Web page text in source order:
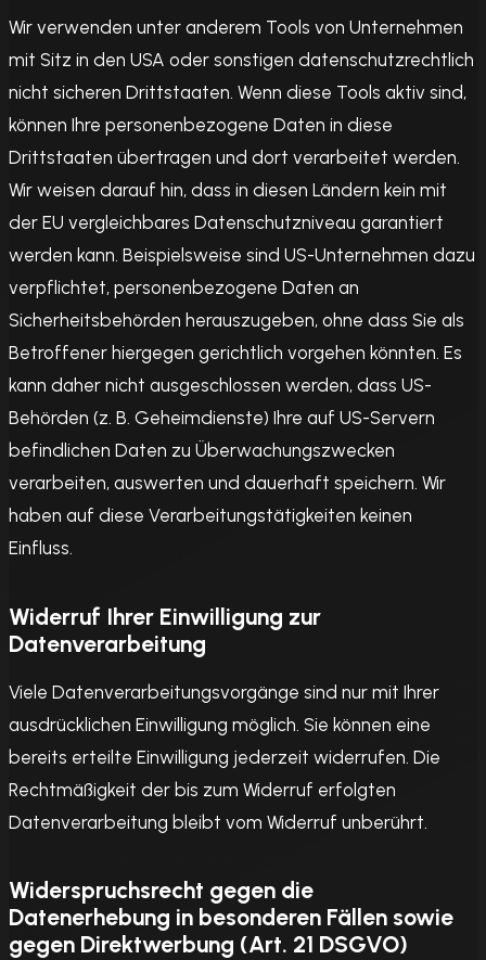
Wir verwenden unter anderem Tools von Unternehmen
mit Sitz in den USA oder sonstigen datenschutzrechtlich
nicht sicheren Drittstaaten. Wenn diese Tools aktiv sind,
können Ihre personenbezogene Daten in diese
Drittstaaten übertragen und dort verarbeitet werden.
Wir weisen darauf hin, dass in diesen Ländern kein mit
der EU vergleichbares Datenschutzniveau garantiert
werden kann. Beispielsweise sind US-Unternehmen dazu
verpflichtet, personenbezogene Daten an
Sicherheitsbehörden herauszugeben, ohne dass Sie als
Betroffener hiergegen gerichtlich vorgehen könnten. Es
kann daher nicht ausgeschlossen werden, dass US-
Behörden (z. B. Geheimdienste) Ihre auf US-Servern
befindlichen Daten zu Überwachungszwecken
verarbeiten, auswerten und dauerhaft speichern. Wir
haben auf diese Verarbeitungstätigkeiten keinen
Einfluss.
Widerruf Ihrer Einwilligung zur
Datenverarbeitung
Viele Datenverarbeitungsvorgänge sind nur mit Ihrer
ausdrücklichen Einwilligung möglich. Sie können eine
bereits erteilte Einwilligung jederzeit widerrufen. Die
Rechtmäßigkeit der bis zum Widerruf erfolgten
Datenverarbeitung bleibt vom Widerruf unberührt.
Widerspruchsrecht gegen die
Datenerhebung in besonderen Fällen sowie
gegen Direktwerbung (Art. 21 DSGVO)